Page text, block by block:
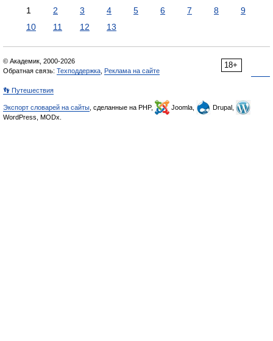
1 2 3 4 5 6 7 8
9
10
11 12 13
18+
© Академик, 2000-2026
Обратная связь: Техподдержка Реклама на сайте
👣 Путешествия
Экспорт словарей на сайты , сделанные на PHP, Joomla,
Drupal,
WordPress, MODx.